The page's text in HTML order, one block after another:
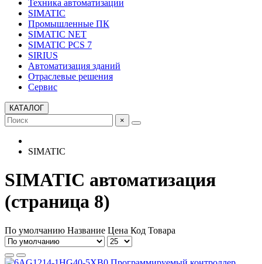
Техника автоматизации
SIMATIC
Промышленные ПК
SIMATIC NET
SIMATIC PCS 7
SIRIUS
Автоматизация зданий
Отраслевые решения
Сервис
КАТАЛОГ
×
SIMATIC
SIMATIC автоматизация
(страница 8)
По умолчанию Название Цена Код Товара